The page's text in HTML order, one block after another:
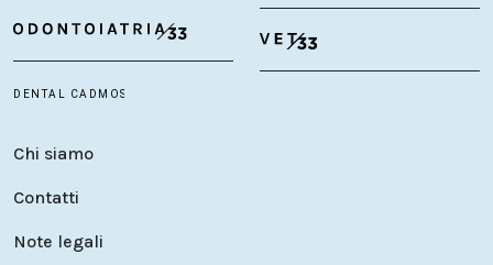
Chi siamo
Contatti
Note legali